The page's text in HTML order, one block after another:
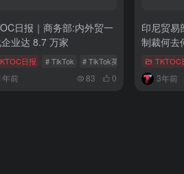
水晶
日报｜商务部:内外贸一
业达 8.7 万家
日报 # TikTok # TikTok英国小店 # TikTok
年前 83 0
印尼贸易
制裁何去
TKTOC
3年前